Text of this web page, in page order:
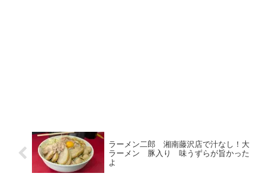
ラーメン二郎 湘南藤沢店で汁なし！大
ラーメン 豚入り 味うずらが旨かった
よ